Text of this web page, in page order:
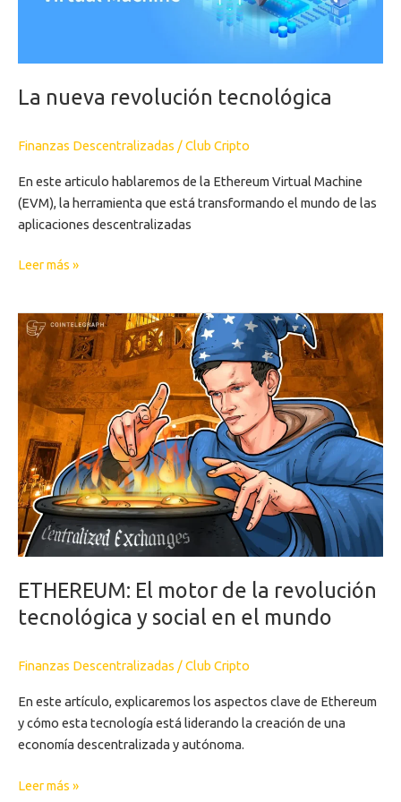
La nueva revolución tecnológica
Finanzas Descentralizadas /Club Cripto
En este articulo hablaremos de la Ethereum Virtual Machine
(EVM), la herramienta que está transformando el mundo de las
aplicaciones descentralizadas
Leer más »
ETHEREUM: El motor de la revolución
tecnológica y social en el mundo
Finanzas Descentralizadas /Club Cripto
En este artículo, explicaremos los aspectos clave de Ethereum
y cómo esta tecnología está liderando la creación de una
economía descentralizada y autónoma.
ETHEREUM:
El
motor
de
revolución
tecnológica
y
social
en
el
mundo
Leer más »